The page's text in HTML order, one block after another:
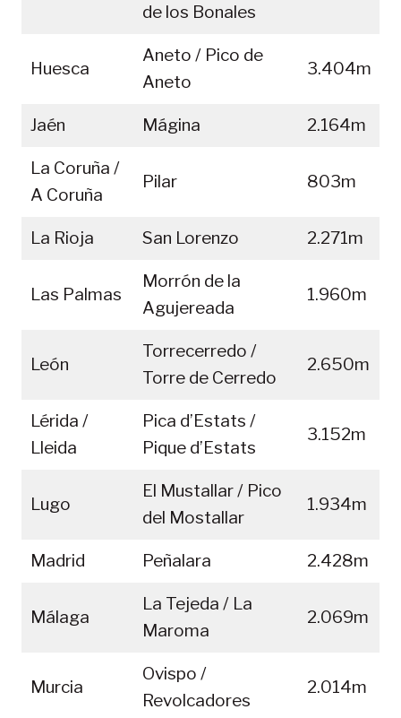
de los Bonales
Huesca
Aneto / Pico de
Aneto
3.404m
Jaén Mágina 2.164m
La Coruña /
A Coruña
Pilar 803m
La Rioja San Lorenzo 2.271m
Las Palmas
Morrón de la
Agujereada
1.960m
León
Torrecerredo /
Torre de Cerredo
2.650m
Lérida /
Lleida
Pica d’Estats /
Pique d’Estats
3.152m
Lugo
El Mustallar / Pico
del Mostallar
1.934m
Madrid Peñalara 2.428m
Málaga
La Tejeda / La
Maroma
2.069m
Murcia
Ovispo /
Revolcadores
2.014m